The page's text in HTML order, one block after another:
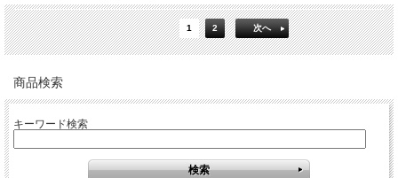
1 2 次へ
商品検索
キーワード検索